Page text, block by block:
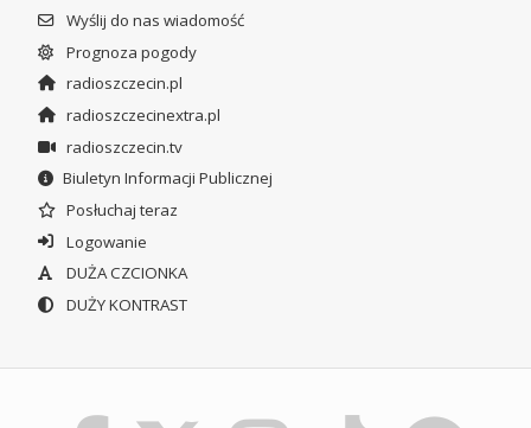
Wyślij do nas wiadomość
Prognoza pogody
radioszczecin.pl
radioszczecinextra.pl
radioszczecin.tv
Biuletyn Informacji Publicznej
Posłuchaj teraz
Logowanie
DUŻA CZCIONKA
DUŻY KONTRAST